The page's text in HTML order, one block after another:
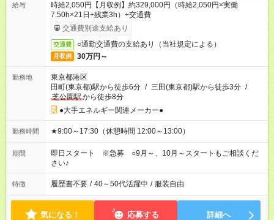
給与
時給2,050円【月収例】約329,000円（時給2,050円×実働
7.50h×21日+残業3h）+交通費
交通費別途支給あり
交通費 ○通勤交通費の支給あり（当社規定による）
月収例 30万円～
勤務地
東京都港区
田町(東京都)駅から徒歩6分 / 三田(東京都)駅から徒歩3分 /
芝公園駅から徒歩8分
●大手エネルギー関連メーカー●
勤務時間 ★9:00～17:30（休憩時間 12:00～13:00）
期間
即日スタート ※急募 ○9月～、10月～スタートもご相談くだ
さい♪
特徴 履歴書不要 / 40～50代活躍中 / 服装自由
気になる！ 応募する 詳細へ